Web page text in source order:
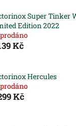
Super Tinker
Edition 2022
Kč
Hercules
Kč